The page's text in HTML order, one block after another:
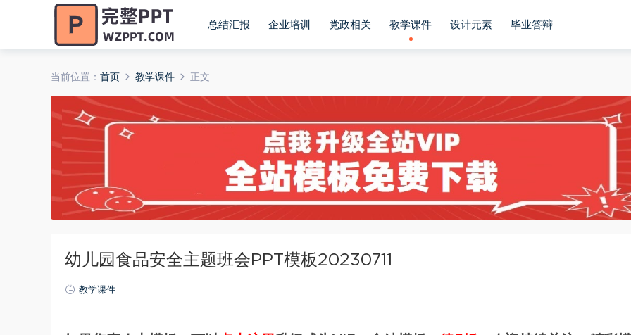
总结汇报 企业培训 党政相关 教学课件 设计元素 毕业答辩
当前位置： 首页 教学课件 正文
幼儿园食品安全主题班会PPT模板20230711
教学课件